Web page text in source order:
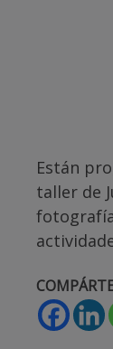
Están
taller de